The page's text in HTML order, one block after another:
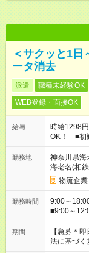
＜サクッと1
ータ消去
派遣 職種未経験OK
WEB登録・面接OK
給与
時給1298
OK！ ■初
勤務地
神奈川県海
海老名(相
物流企業
勤務時間
9:00～18:00 ▼他にも選べるシフトいろいろ！ ■10:00～
■9:00～
など あな
期間
【急募＊
法に基づく